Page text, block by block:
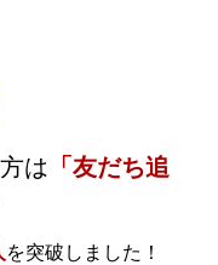
は 「友だち追
を突破しました！